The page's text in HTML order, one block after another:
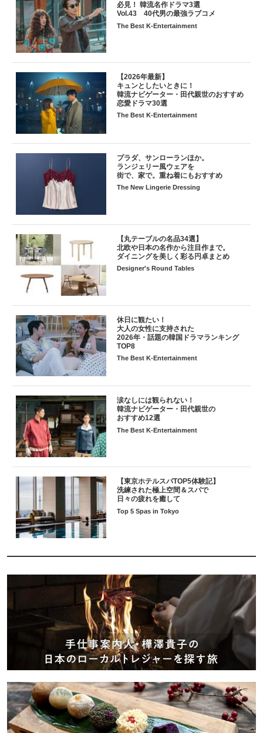
必見！ 韓流名作ドラマ3選
Vol.43 40代男の最強ラブコメ
The Best K-Entertainment
【2026年最新】
キュンとしたいときに！
韓流ナビゲーター・田代親世のおすすめ
恋愛ドラマ30選
The Best K-Entertainment
プラダ、サンローランほか。
ランジェリー風ウェアを
街で、家で。重ね着にもおすすめ
The New Lingerie Dressing
【丸テーブルの名品34選】
北欧や日本の名作から注目作まで。
ダイニングを美しく彩る円卓まとめ
Designer's Round Tables
休日に観たい！
大人の女性に支持された
2026年・話題の韓国ドラマランキング
TOP8
The Best K-Entertainment
涙なしには観られない！
韓流ナビゲーター・田代親世の
おすすめ12選
The Best K-Entertainment
【東京ホテルスパTOP5体験記】
洗練された極上空間＆スパで
日々の疲れを癒して
Top 5 Spas in Tokyo